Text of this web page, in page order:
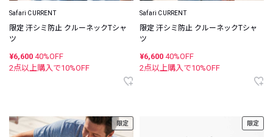
Safari CURRENT
限定 汗シミ防止 クルーネックTシャ
ツ
¥6,600 40%OFF
2点以上購入で10%OFF
Safari CURRENT
限定 汗シミ防止 クルーネックTシャ
ツ
¥6,600 40%OFF
2点以上購入で10%OFF
限定 限定